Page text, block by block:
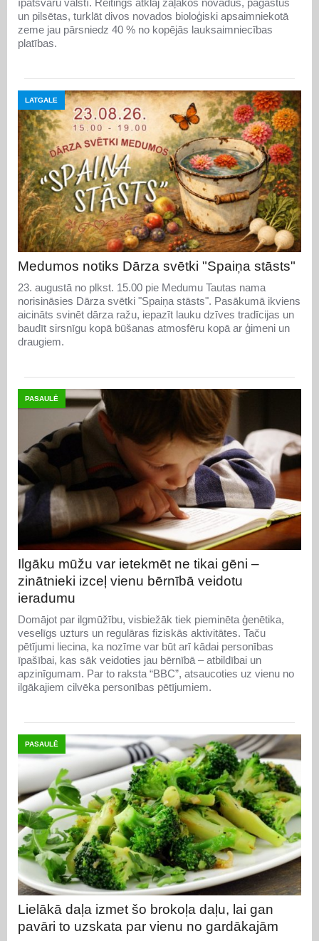
īpatsvaru valstī. Reitings atklāj zaļākos novadus, pagastus
un pilsētas, turklāt divos novados bioloģiski apsaimniekotā
zeme jau pārsniedz 40 % no kopējās lauksaimniecības
platības.
LATGALE
Medumos notiks Dārza svētki "Spaiņa stāsts"
23. augustā no plkst. 15.00 pie Medumu Tautas nama
norisināsies Dārza svētki "Spaiņa stāsts". Pasākumā ikviens
aicināts svinēt dārza ražu, iepazīt lauku dzīves tradīcijas un
baudīt sirsnīgu kopā būšanas atmosfēru kopā ar ģimeni un
draugiem.
PASAULĒ
Ilgāku mūžu var ietekmēt ne tikai gēni –
zinātnieki izceļ vienu bērnībā veidotu
ieradumu
Domājot par ilgmūžību, visbiežāk tiek pieminēta ģenētika,
veselīgs uzturs un regulāras fiziskās aktivitātes. Taču
pētījumi liecina, ka nozīme var būt arī kādai personības
īpašībai, kas sāk veidoties jau bērnībā – atbildībai un
apzinīgumam. Par to raksta “BBC”, atsaucoties uz vienu no
ilgākajiem cilvēka personības pētījumiem.
PASAULĒ
Lielākā daļa izmet šo brokoļa daļu, lai gan
pavāri to uzskata par vienu no gardākajām